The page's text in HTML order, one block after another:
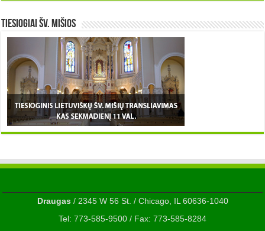
TIESIOGIAI šv. MIŠIOS
Draugas/ 2345 W 56 St. / Chicago, IL 60636-1040
Tel: 773-585-9500 / Fax: 773-585-8284